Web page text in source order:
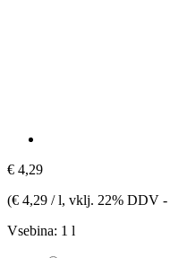
€ 4,29
(€ 4,29 / l, vklj. 22% DDV -
Vsebina: 1 l